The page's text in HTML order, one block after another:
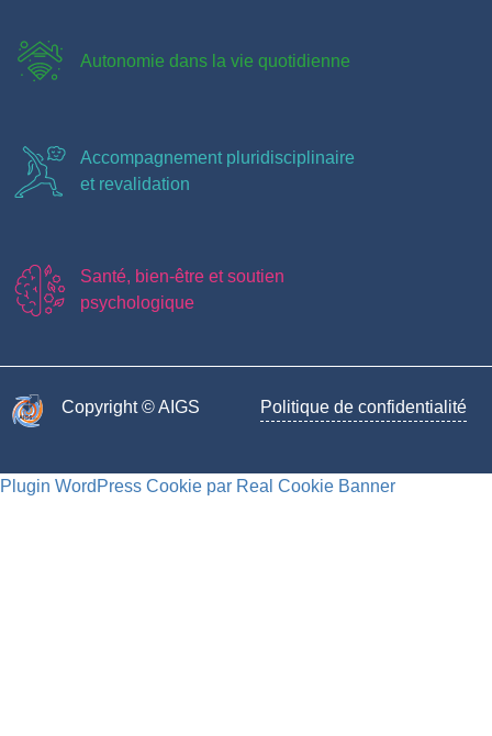
Autonomie dans la vie quotidienne
Accompagnement pluridisciplinaire
et revalidation
Santé, bien-être et soutien
psychologique
Copyright © AIGS​ Politique de confidentialité
Plugin WordPress Cookie par Real Cookie Banner